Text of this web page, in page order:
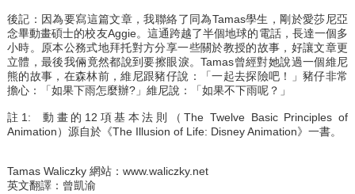
後記：因為要寫這篇文章，我聯絡了同為Tamas學生，剛於愛莎尼亞
念畢動畫碩士的校友Aggie。這通跨越了半個地球的電話，長達一個多
小時。原本公務式地拜托對方分享一些關於教授的故事，好讓文章更
立體，最後我倆竟然都說到要擦眼淚。Tamas曾經對她說過一個維尼
熊的故事，在森林前，維尼跟豬仔說：「一起去探險吧！」豬仔非常
擔心：「如果下雨怎麼辦?」維尼說：「如果不下雨呢？」
註1: 動畫的12項基本法則（The Twelve Basic Principles of
Animation）源自於《The Illusion of Life: Disney Animation》一書。
Tamas Waliczky 網站： www.waliczky.net
英文翻譯：曾凱渝